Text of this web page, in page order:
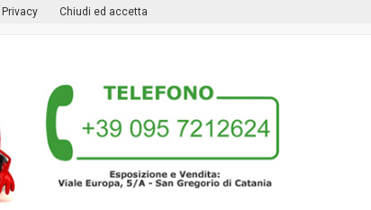
Chiudi ed accetta